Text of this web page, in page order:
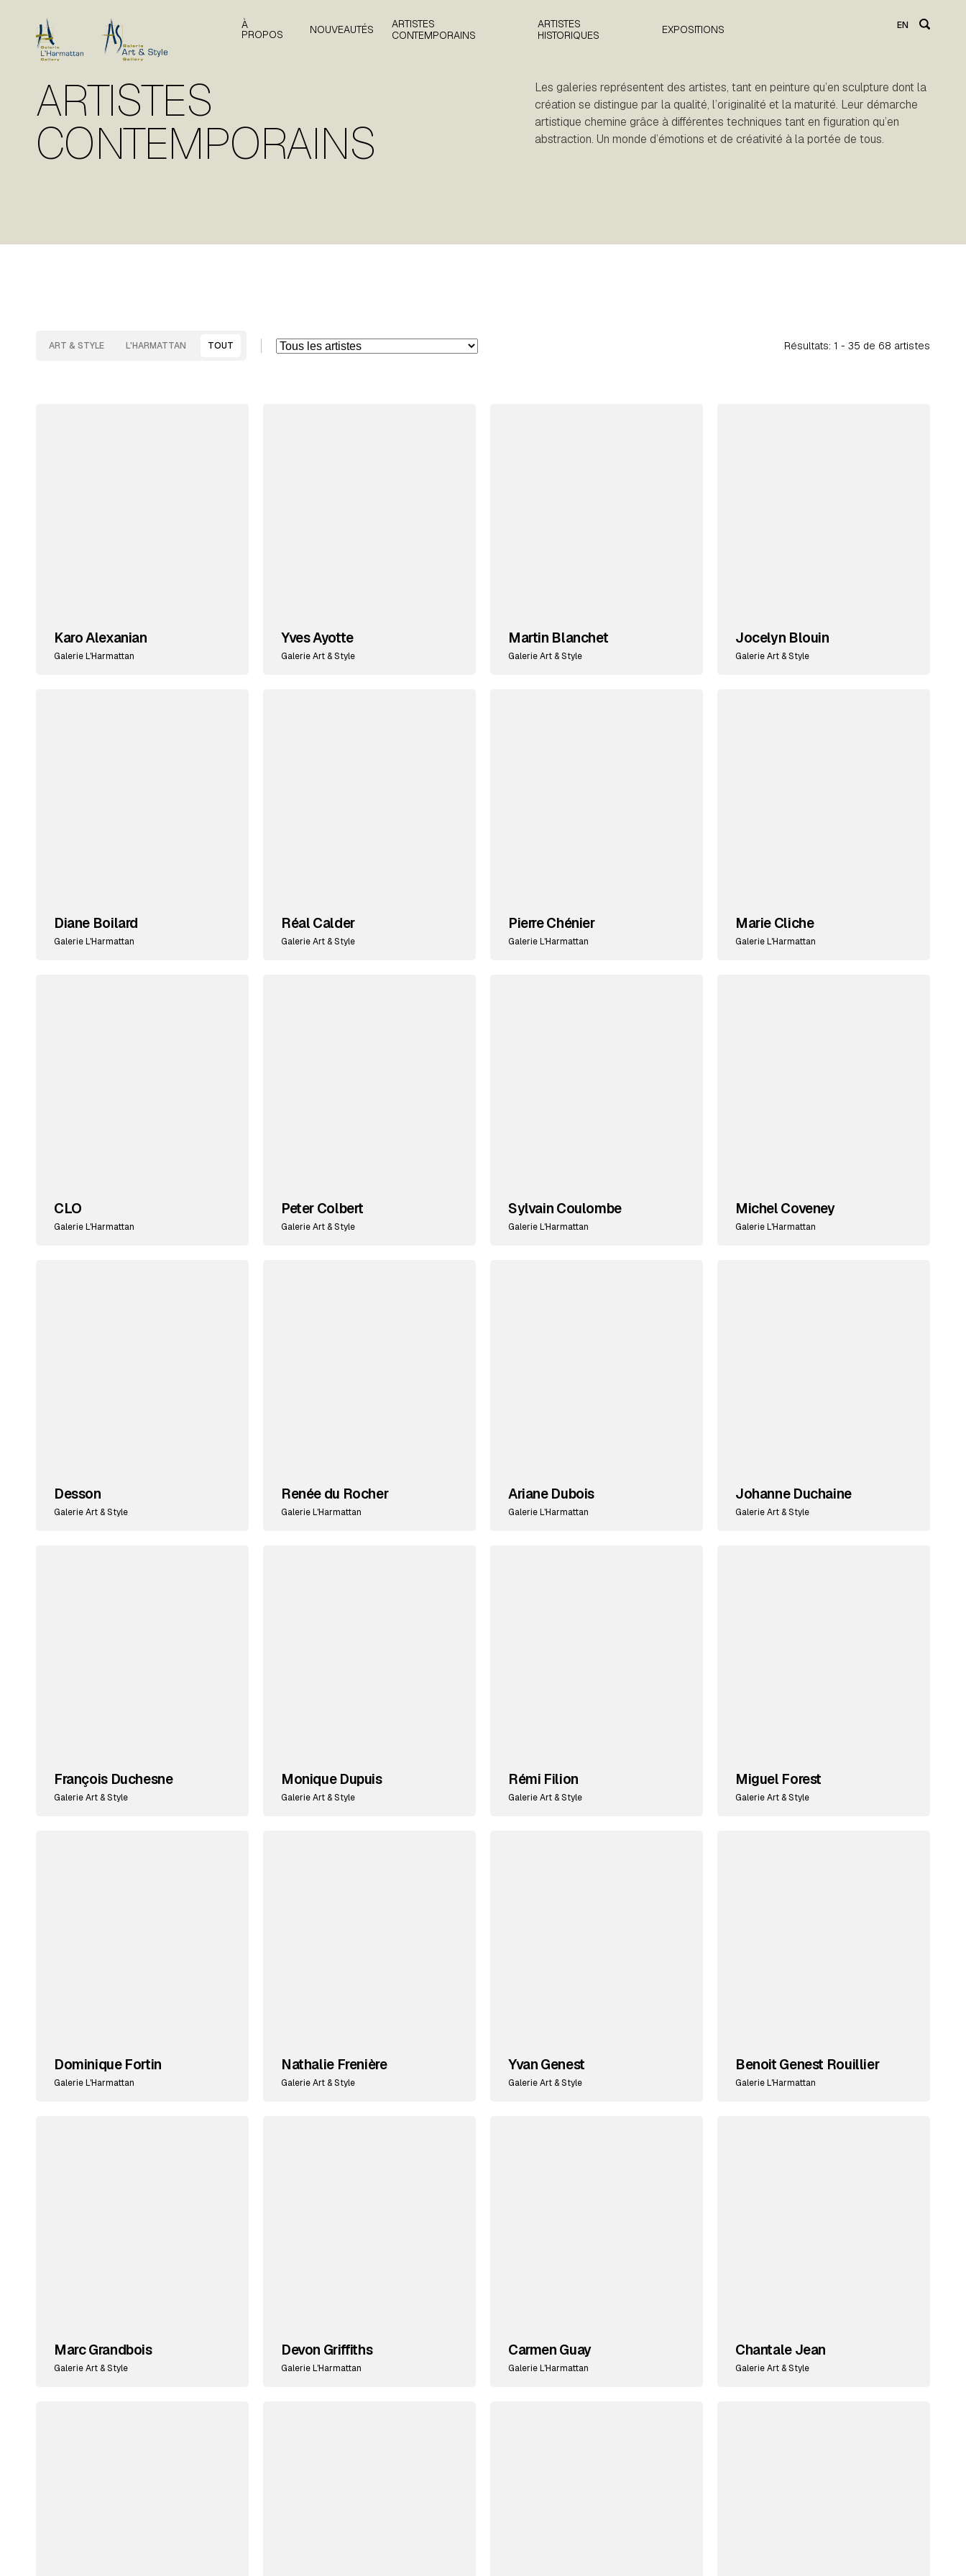
À
PROPOS NOUVEAUTÉS
ARTISTES
CONTEMPORAINS
ARTISTES
HISTORIQUES
EXPOSITIONS EN
ARTISTES
CONTEMPORAINS
Les galeries représentent des artistes, tant en peinture qu’en sculpture dont la
création se distingue par la qualité, l’originalité et la maturité. Leur démarche
artistique chemine grâce à différentes techniques tant en figuration qu’en
abstraction. Un monde d’émotions et de créativité à la portée de tous.
ART & STYLE L'HARMATTAN TOUT Résultats: 1 - 35 de 68 artistes
Karo Alexanian
Galerie L'Harmattan
Yves Ayotte
Galerie Art & Style
Martin Blanchet
Galerie Art & Style
Jocelyn Blouin
Galerie Art & Style
Diane Boilard
Galerie L'Harmattan
Réal Calder
Galerie Art & Style
Pierre Chénier
Galerie L'Harmattan
Marie Cliche
Galerie L'Harmattan
CLO
Galerie L'Harmattan
Peter Colbert
Galerie Art & Style
Sylvain Coulombe
Galerie L'Harmattan
Michel Coveney
Galerie L'Harmattan
Desson
Galerie Art & Style
Renée du Rocher
Galerie L'Harmattan
Ariane Dubois
Galerie L'Harmattan
Johanne Duchaine
Galerie Art & Style
François Duchesne
Galerie Art & Style
Monique Dupuis
Galerie Art & Style
Rémi Filion
Galerie Art & Style
Miguel Forest
Galerie Art & Style
Dominique Fortin
Galerie L'Harmattan
Nathalie Frenière
Galerie Art & Style
Yvan Genest
Galerie Art & Style
Benoit Genest Rouillier
Galerie L'Harmattan
Marc Grandbois
Galerie Art & Style
Devon Griffiths
Galerie L'Harmattan
Carmen Guay
Galerie L'Harmattan
Chantale Jean
Galerie Art & Style